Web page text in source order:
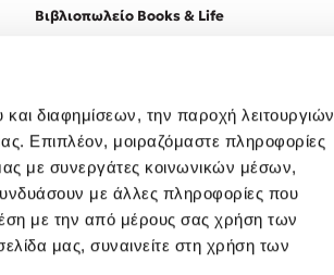
διαφημίσεων, την παροχή λειτουργιών
Επιπλέον, μοιραζόμαστε πληροφορίες
με συνεργάτες κοινωνικών μέσων,
με άλλες πληροφορίες που
με την από μέρους σας χρήση των
μας, συναινείτε στη χρήση των
Βιβλιοπωλείο Books & Life